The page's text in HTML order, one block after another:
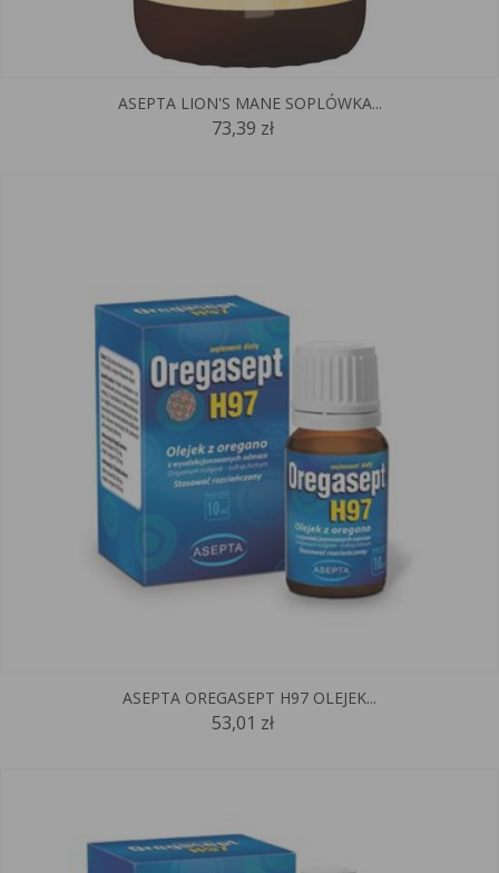
ASEPTA LION'S MANE SOPLÓWKA...
73,39 zł
ASEPTA OREGASEPT H97 OLEJEK...
53,01 zł